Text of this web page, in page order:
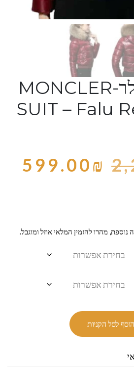
חליפה מונקלר-MONCLER
SUIT – Falu
599.00₪
מהרו להזמין המלאי אוזל ומוגבל.
הוסף לסל הקניות